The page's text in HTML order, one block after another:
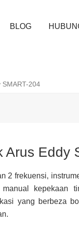
BLOG
SMART-204
Eddy
2 frekuensi,
kepekaan
yang berbeza